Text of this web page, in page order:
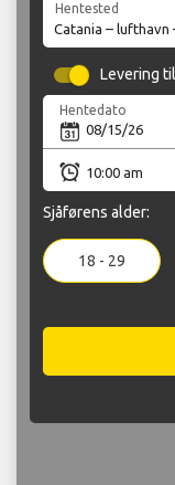
Hentested
Levering
Hentedato
Sjåførens alder:
18 - 29